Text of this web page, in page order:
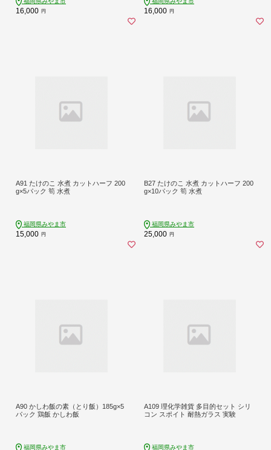
16,000 円 16,000 円
A91 たけのこ 水煮 カットハーフ 200
g×5パック 筍 水煮
福岡県みやま市
15,000 円
B27 たけのこ 水煮 カットハーフ 200
g×10パック 筍 水煮
福岡県みやま市
25,000 円
A90 かしわ飯の素（とり飯）185g×5
パック 鶏飯 かしわ飯
福岡県みやま市
A109 理化学雑貨 多目的セット シリ
コン スポイト 耐熱ガラス 実験
福岡県みやま市